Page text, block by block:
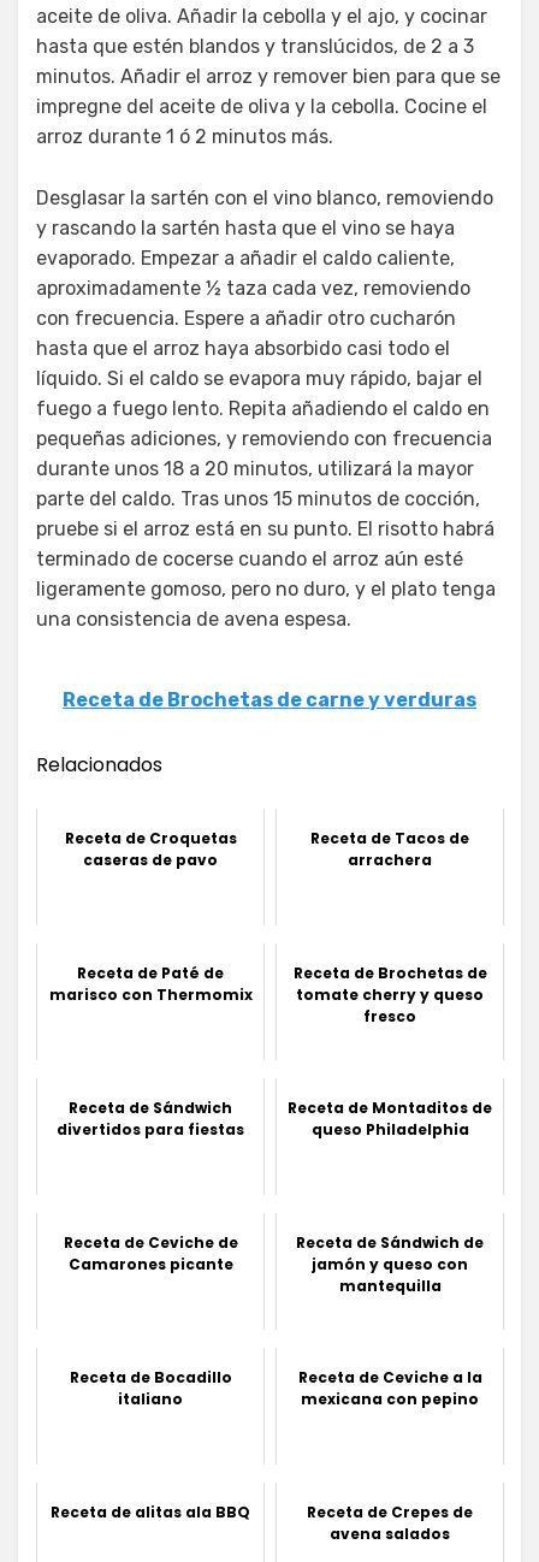
aceite de oliva. Añadir la cebolla y el ajo, y cocinar
hasta que estén blandos y translúcidos, de 2 a 3
minutos. Añadir el arroz y remover bien para que se
impregne del aceite de oliva y la cebolla. Cocine el
arroz durante 1 ó 2 minutos más.
Desglasar la sartén con el vino blanco, removiendo
y rascando la sartén hasta que el vino se haya
evaporado. Empezar a añadir el caldo caliente,
aproximadamente ½ taza cada vez, removiendo
con frecuencia. Espere a añadir otro cucharón
hasta que el arroz haya absorbido casi todo el
líquido. Si el caldo se evapora muy rápido, bajar el
fuego a fuego lento. Repita añadiendo el caldo en
pequeñas adiciones, y removiendo con frecuencia
durante unos 18 a 20 minutos, utilizará la mayor
parte del caldo. Tras unos 15 minutos de cocción,
pruebe si el arroz está en su punto. El risotto habrá
terminado de cocerse cuando el arroz aún esté
ligeramente gomoso, pero no duro, y el plato tenga
una consistencia de avena espesa.
Receta de Brochetas de carne y verduras
Relacionados
Receta de Croquetas
caseras de pavo
Receta de Tacos de
arrachera
Receta de Paté de
marisco con Thermomix
Receta de Brochetas de
tomate cherry y queso
fresco
Receta de Sándwich
divertidos para fiestas
Receta de Montaditos de
queso Philadelphia
Receta de Ceviche de
Camarones picante
Receta de Sándwich de
jamón y queso con
mantequilla
Receta de Bocadillo
italiano
Receta de Ceviche a la
mexicana con pepino
Receta de alitas ala BBQ
Receta de Crepes de
avena salados